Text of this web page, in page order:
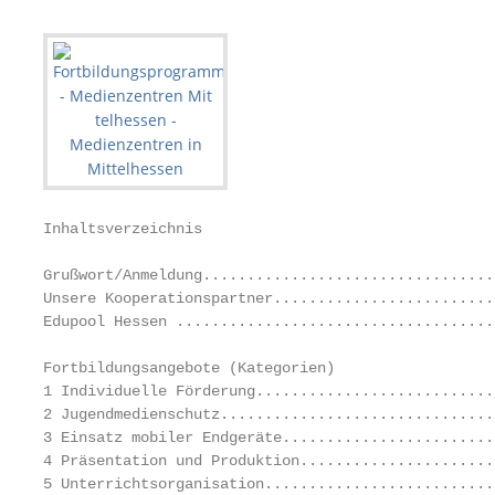
Inhaltsverzeichnis
Grußwort/
Unsere
Edupool Hessen
Fortbildungsangebote (Kategorien)
1 Individuelle
2
3 Einsatz mobiler
4 Präsentation und
5